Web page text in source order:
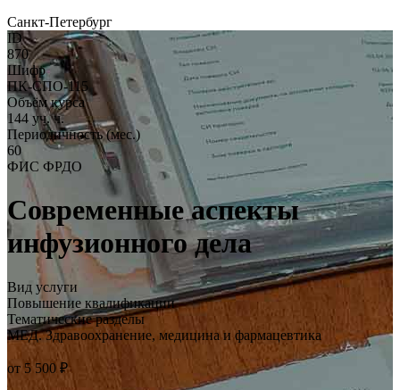
Санкт-Петербург
ID
870
Шифр
ПК-СПО-115
Объём курса
144 уч. ч.
Периодичность (мес.)
60
ФИС ФРДО
Современные аспекты
инфузионного дела
Вид услуги
Повышение квалификации
Тематические разделы
МЕД. Здравоохранение, медицина и фармацевтика
от 5 500 ₽